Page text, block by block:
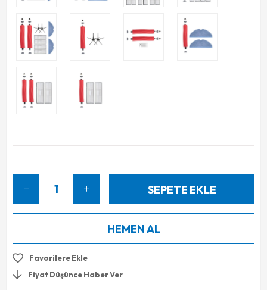
Favorilere Ekle
Fiyat Düşünce Haber Ver